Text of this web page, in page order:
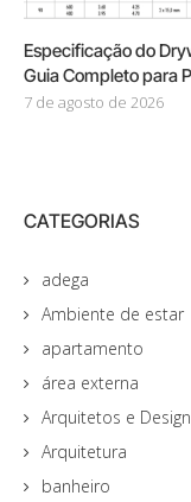
Especificação do
Guia Completo para
7 de agosto de 2026
CATEGORIAS
adega
Ambiente de estar
apartamento
área externa
Arquitetos e
Arquitetura
banheiro